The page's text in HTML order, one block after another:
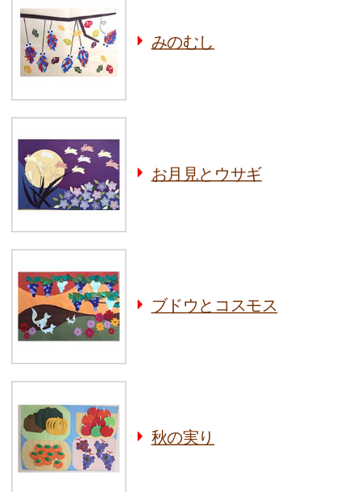
みのむし
お月見とウサギ
ブドウとコスモス
秋の実り